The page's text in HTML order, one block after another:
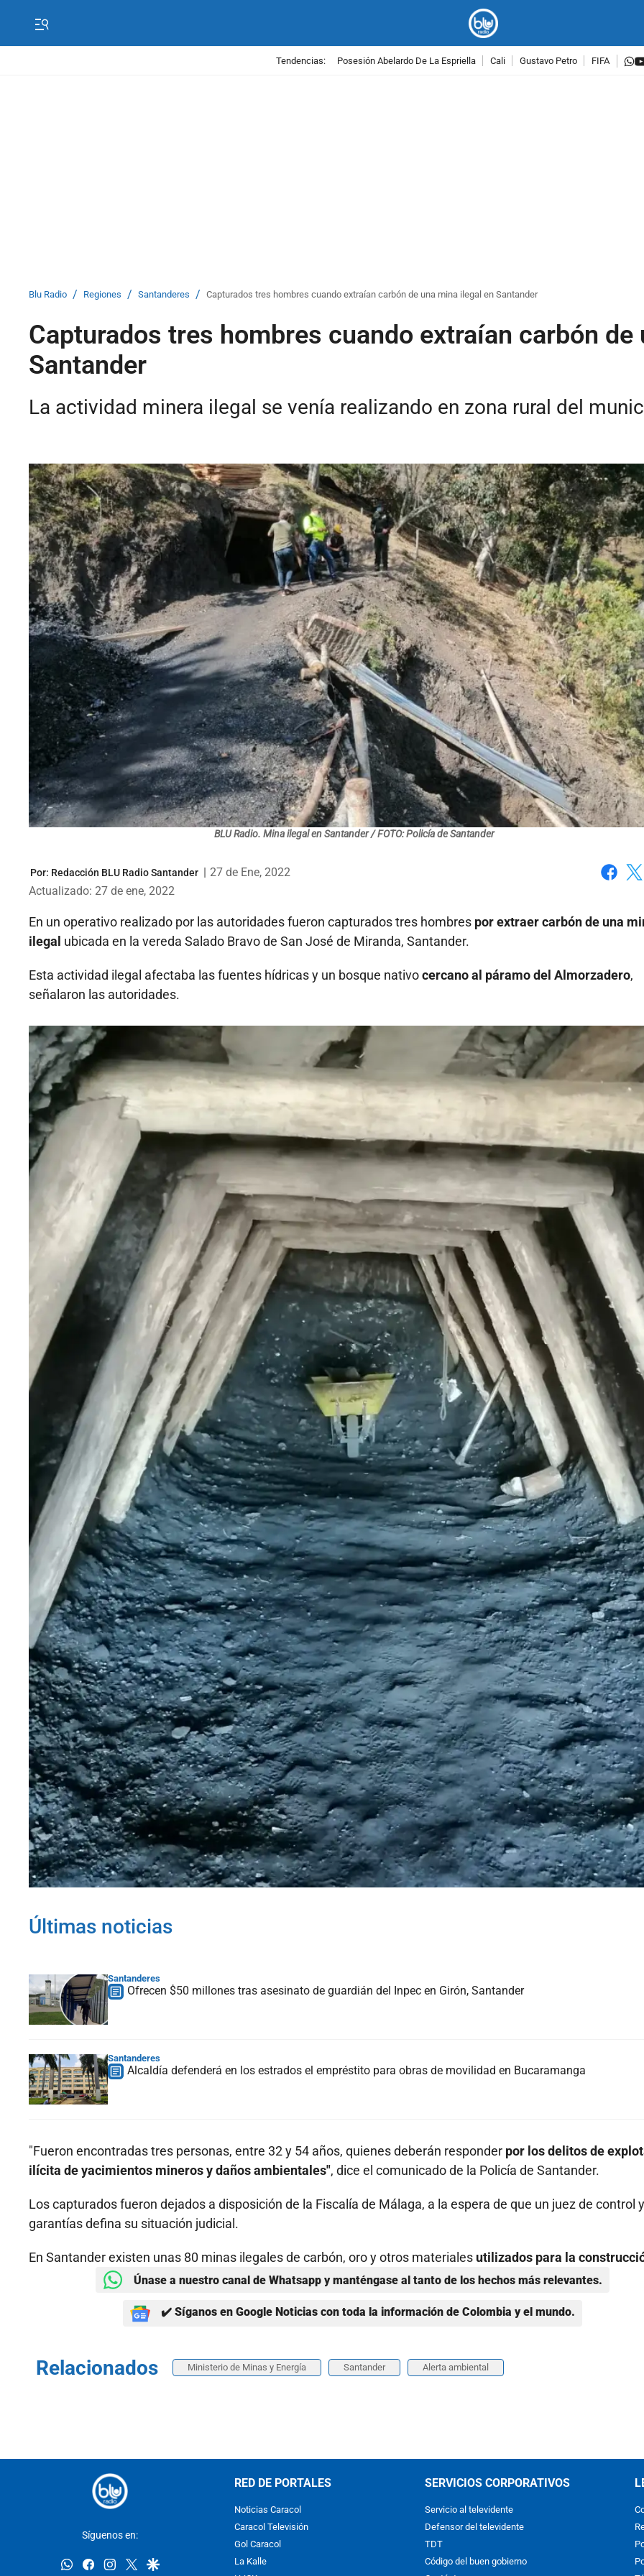
Tendencias: Posesión Abelardo De La Espriella Cali Gustavo Petro FIFA
Blu Radio / Regiones / Santanderes / Capturados tres hombres cuando extraían carbón de una mina ilegal en Santander
Capturados tres hombres cuando extraían carbón de
Santander
La actividad minera ilegal se venía realizando en zona rural del
BLU Radio. Mina ilegal en Santander / FOTO: Policía de Santander
Por: Redacción BLU Radio Santander | 27 de Ene, 2022
Actualizado: 27 de ene, 2022
En un operativo realizado por las autoridades fueron capturados tres hombres por extraer carbón de una
ilegal ubicada en la vereda Salado Bravo de San José de Miranda, Santander.
Esta actividad ilegal afectaba las fuentes hídricas y un bosque nativocercano al páramo del Almorzadero,
señalaron las autoridades.
Últimas noticias
Santanderes
Ofrecen $50 millones tras asesinato de guardián del Inpec en Girón, Santander
Santanderes
Alcaldía defenderá en los estrados el empréstito para obras de movilidad en Bucaramanga
"Fueron encontradas tres personas, entre 32 y 54 años, quienes deberán responder por los delitos de
ilícita de yacimientos mineros y daños ambientales", dice el comunicado de la Policía de Santander.
Los capturados fueron dejados a disposición de la Fiscalía de Málaga, a la espera de que un juez de control y
garantías defina su situación judicial.
En Santander existen unas 80 minas ilegales de carbón, oro y otros materiales utilizados para la
Únase a nuestro canal de Whatsapp y manténgase al tanto de los hechos más relevantes.
✔️ Síganos en Google Noticias con toda la información de Colombia y el mundo.
Relacionados Ministerio de Minas y Energía Santander Alerta ambiental
Síguenos en:
whatsappfacebookinstagram
twittergoogle
RED DE PORTALES
Noticias Caracol
Caracol Televisión
Gol Caracol
La Kalle
SERVICIOS CORPORATIVOS
Servicio al televidente
Defensor del televidente
TDT
Código del buen gobierno